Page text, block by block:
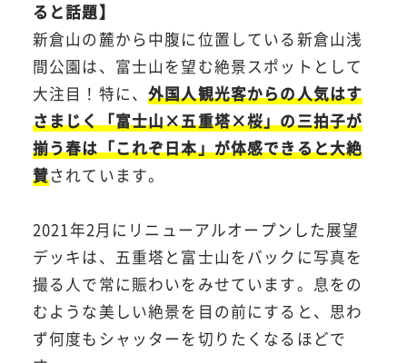
ると話題】
新倉山の麓から中腹に位置している新倉山浅
間公園は、富士山を望む絶景スポットとして
大注目！特に、外国人観光客からの人気はす
さまじく「富士山×五重塔×桜」の三拍子が
揃う春は「これぞ日本」が体感できると大絶
賛されています。
2021年2月にリニューアルオープンした展望
デッキは、五重塔と富士山をバックに写真を
撮る人で常に賑わいをみせています。息をの
むような美しい絶景を目の前にすると、思わ
ず何度もシャッターを切りたくなるほどで